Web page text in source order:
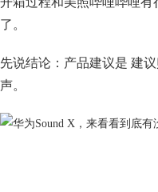
了。
先说结论：产品建议是 建
声。